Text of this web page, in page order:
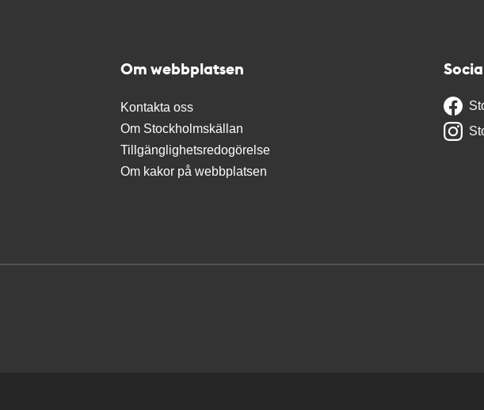
Om webbplatsen
Kontakta oss
Om Stockholmskällan
Tillgänglighetsredogörelse
Om kakor på webbplatsen